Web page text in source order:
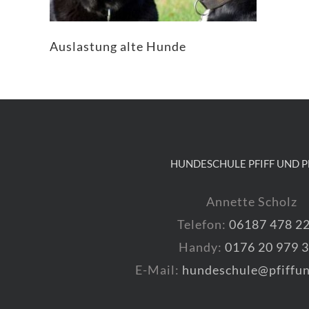
Auslastung alte Hunde
HUNDESCHULE PFIFF UND
Annette Scholz
Telefon: 06187 478
Handy: 0176 20 979
E-Mail: